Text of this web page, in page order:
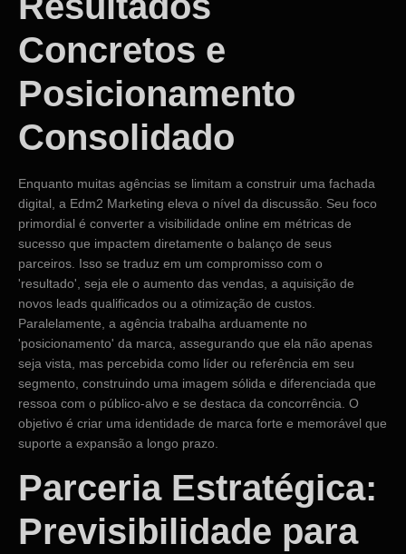
Concretos e
Posicionamento
Consolidado
Enquanto muitas agências se limitam a construir uma fachada
digital, a Edm2 Marketing eleva o nível da discussão. Seu foco
primordial é converter a visibilidade online em métricas de
sucesso que impactem diretamente o balanço de seus
parceiros. Isso se traduz em um compromisso com o
'resultado', seja ele o aumento das vendas, a aquisição de
novos leads qualificados ou a otimização de custos.
Paralelamente, a agência trabalha arduamente no
'posicionamento' da marca, assegurando que ela não apenas
seja vista, mas percebida como líder ou referência em seu
segmento, construindo uma imagem sólida e diferenciada que
ressoa com o público-alvo e se destaca da concorrência. O
objetivo é criar uma identidade de marca forte e memorável que
suporte a expansão a longo prazo.
Parceria Estratégica:
Previsibilidade para